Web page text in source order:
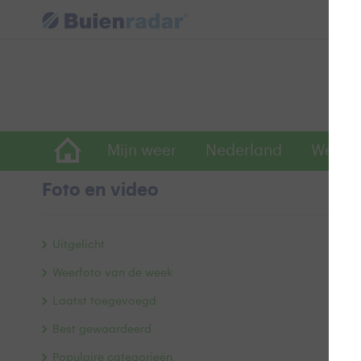
Mijn weer Nederland
Foto en video
Uitgelicht
Weerfoto van de week
Laatst toegevoegd
Best gewaardeerd
Populaire categorieën